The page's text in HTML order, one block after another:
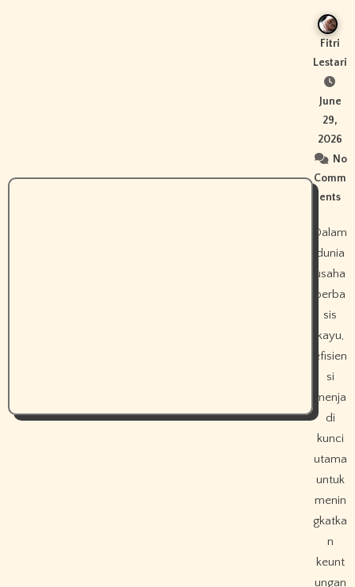
Fitri
Lestari
June
29,
2026
No
Comm
ents
Dalam
dunia
usaha
berba
sis
kayu,
efisien
si
menja
di
kunci
utama
untuk
menin
gkatka
n
keunt
ungan